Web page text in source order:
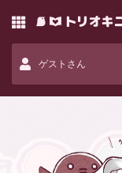
ゲストさん